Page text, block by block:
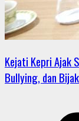
Kejati Kepri Ajak
Bullying, dan